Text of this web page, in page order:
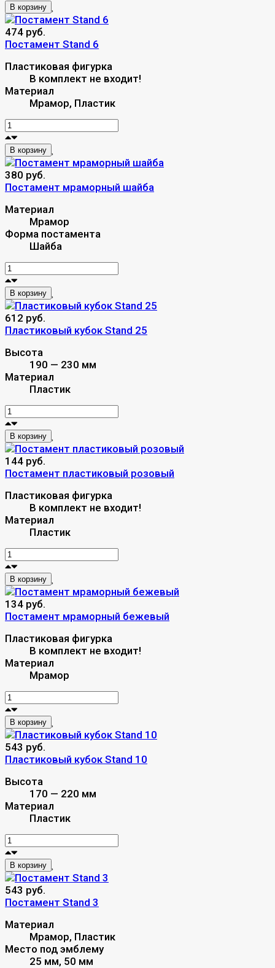
В корзину
474 руб.
Постамент Stand 6
Пластиковая фигурка
В комплект не входит!
Материал
Мрамор, Пластик
В корзину
380 руб.
Постамент мраморный шайба
Материал
Мрамор
Форма постамента
Шайба
В корзину
612 руб.
Пластиковый кубок Stand 25
Высота
190 — 230 мм
Материал
Пластик
В корзину
144 руб.
Постамент пластиковый розовый
Пластиковая фигурка
В комплект не входит!
Материал
Пластик
В корзину
134 руб.
Постамент мраморный бежевый
Пластиковая фигурка
В комплект не входит!
Материал
Мрамор
В корзину
543 руб.
Пластиковый кубок Stand 10
Высота
170 — 220 мм
Материал
Пластик
В корзину
543 руб.
Постамент Stand 3
Материал
Мрамор, Пластик
Место под эмблему
25 мм, 50 мм